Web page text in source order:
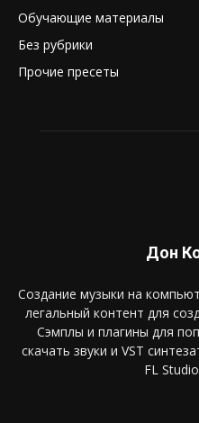
Обучающие материалы
Без рубрики
Прочие пресеты
Дон
Создание музыки на
легальный контент для
Сэмплы и плагины для
скачать звуки и VST
FL